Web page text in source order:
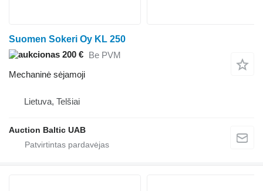
Suomen Sokeri Oy KL 250
200 € Be PVM
Mechaninė sėjamoji
Lietuva, Telšiai
Auction Baltic UAB